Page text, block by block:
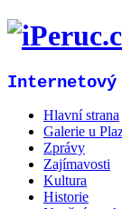
Internetový
Hlavní strana
Galerie u
Zprávy
Zajímavosti
Kultura
Historie